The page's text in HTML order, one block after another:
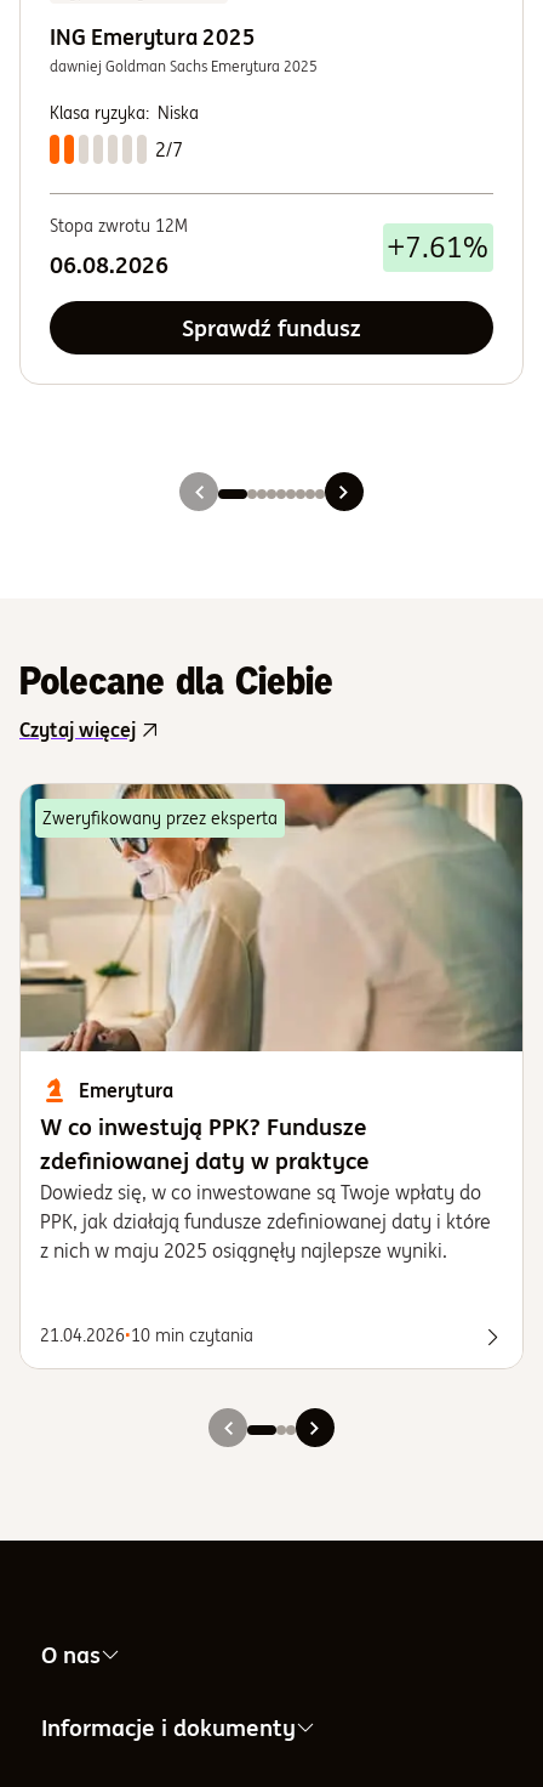
ING Emerytura 2025
dawniej Goldman Sachs Emerytura 2025
Klasa ryzyka: Niska
2/7
Stopa zwrotu 12M
06.08.2026 +7.61%
Sprawdź fundusz
Slajd 4
Slajd 5
Slajd 6
Slajd 7
Slajd 8
Slajd 9
Polecane dla Ciebie
Czytaj więcej
Zweryfikowany przez eksperta
Emerytura
W co inwestują PPK? Fundusze
zdefiniowanej daty w praktyce
Dowiedz się, w co inwestowane są Twoje wpłaty do
PPK, jak działają fundusze zdefiniowanej daty i które
z nich w maju 2025 osiągnęły najlepsze wyniki.
21.04.2026•10 min czytania
Slajd 1
Slajd 2
Slajd 3
O nas
Nasza firma
Informacje i dokumenty